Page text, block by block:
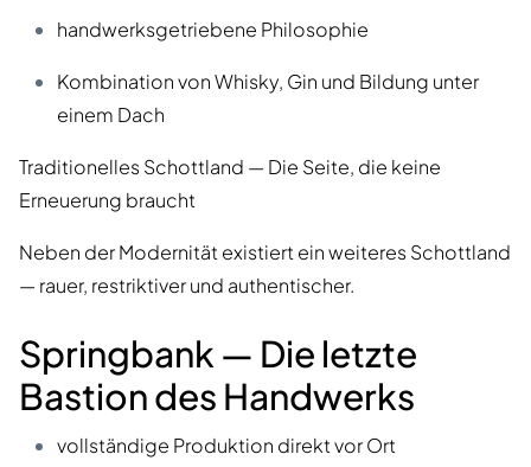
handwerksgetriebene Philosophie
Kombination von Whisky, Gin und Bildung unter
einem Dach
Traditionelles Schottland — Die Seite, die keine
Erneuerung braucht
Neben der Modernität existiert ein weiteres Schottland
— rauer, restriktiver und authentischer.
Springbank — Die letzte
Bastion des Handwerks
vollständige Produktion direkt vor Ort